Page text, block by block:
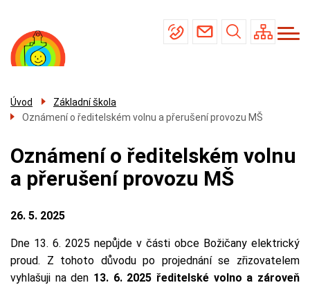
hlavnímu
obsahu
navigace
Mateřská škola
Úřední deska
Úvod
Základní škola
Oznámení o ředitelském volnu a přerušení provozu MŠ
Oznámení o ředitelském volnu
a přerušení provozu MŠ
26. 5. 2025
Dne 13. 6. 2025 nepůjde v části obce Božičany elektrický
proud. Z tohoto důvodu po projednání se zřizovatelem
vyhlašuji na den 13. 6. 2025 ředitelské volno a zároveň